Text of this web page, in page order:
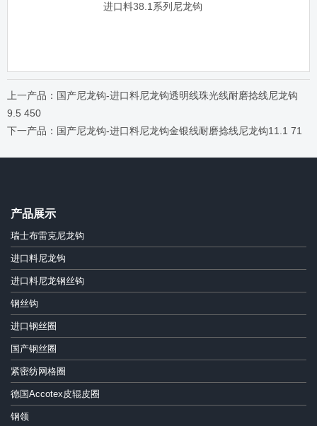
进口料38.1系列尼龙钩
上一产品：国产尼龙钩-进口料尼龙钩透明线珠光线耐磨捻线尼龙钩
9.5 450
下一产品：国产尼龙钩-进口料尼龙钩金银线耐磨捻线尼龙钩11.1 71
产品展示
瑞士布雷克尼龙钩
进口料尼龙钩
进口料尼龙钢丝钩
钢丝钩
进口钢丝圈
国产钢丝圈
紧密纺网格圈
德国Accotex皮辊皮圈
钢领